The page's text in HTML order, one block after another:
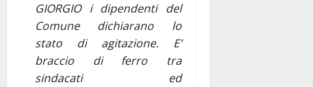
GIORGIO i dipendenti del
Comune dichiarano lo
stato di agitazione. E’
braccio di ferro tra
sindacati ed